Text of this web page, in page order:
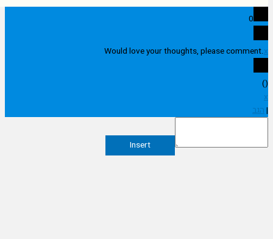
Would love your thoughts, please
Insert